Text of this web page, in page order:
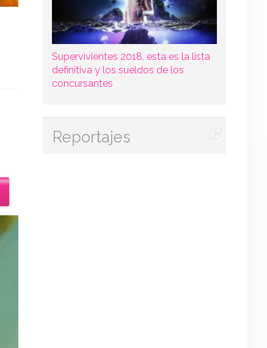
Supervivientes 2018, esta es la lista
definitiva y los sueldos de los
concursantes
Reportajes